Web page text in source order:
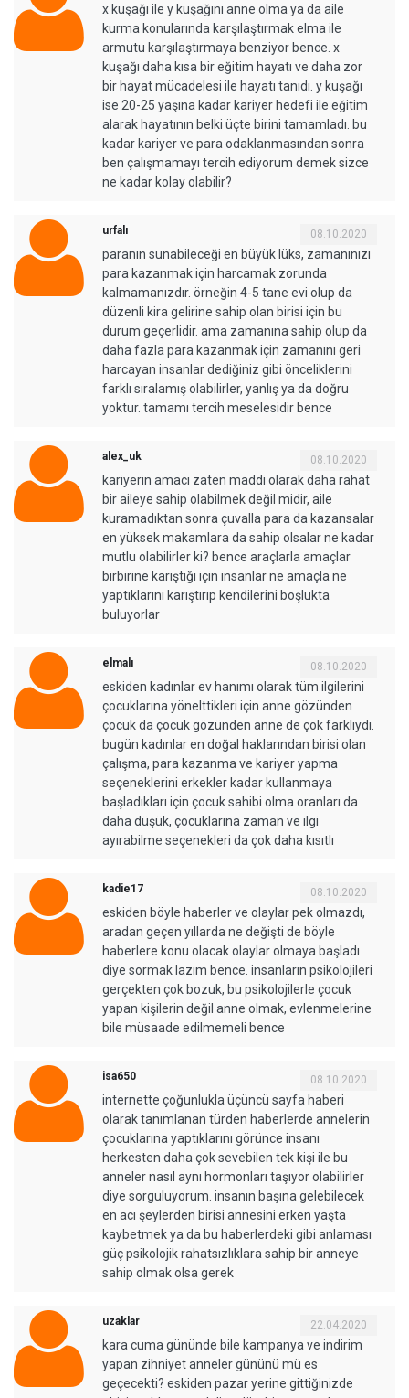
x kuşağı ile y kuşağını anne olma ya da aile
kurma konularında karşılaştırmak elma ile
armutu karşılaştırmaya benziyor bence. x
kuşağı daha kısa bir eğitim hayatı ve daha zor
bir hayat mücadelesi ile hayatı tanıdı. y kuşağı
ise 20-25 yaşına kadar kariyer hedefi ile eğitim
alarak hayatının belki üçte birini tamamladı. bu
kadar kariyer ve para odaklanmasından sonra
ben çalışmamayı tercih ediyorum demek sizce
ne kadar kolay olabilir?
urfalı 08.10.2020
paranın sunabileceği en büyük lüks, zamanınızı
para kazanmak için harcamak zorunda
kalmamanızdır. örneğin 4-5 tane evi olup da
düzenli kira gelirine sahip olan birisi için bu
durum geçerlidir. ama zamanına sahip olup da
daha fazla para kazanmak için zamanını geri
harcayan insanlar dediğiniz gibi önceliklerini
farklı sıralamış olabilirler, yanlış ya da doğru
yoktur. tamamı tercih meselesidir bence
alex_uk 08.10.2020
kariyerin amacı zaten maddi olarak daha rahat
bir aileye sahip olabilmek değil midir, aile
kuramadıktan sonra çuvalla para da kazansalar
en yüksek makamlara da sahip olsalar ne kadar
mutlu olabilirler ki? bence araçlarla amaçlar
birbirine karıştığı için insanlar ne amaçla ne
yaptıklarını karıştırıp kendilerini boşlukta
buluyorlar
elmalı 08.10.2020
eskiden kadınlar ev hanımı olarak tüm ilgilerini
çocuklarına yönelttikleri için anne gözünden
çocuk da çocuk gözünden anne de çok farklıydı.
bugün kadınlar en doğal haklarından birisi olan
çalışma, para kazanma ve kariyer yapma
seçeneklerini erkekler kadar kullanmaya
başladıkları için çocuk sahibi olma oranları da
daha düşük, çocuklarına zaman ve ilgi
ayırabilme seçenekleri da çok daha kısıtlı
kadie17 08.10.2020
eskiden böyle haberler ve olaylar pek olmazdı,
aradan geçen yıllarda ne değişti de böyle
haberlere konu olacak olaylar olmaya başladı
diye sormak lazım bence. insanların psikolojileri
gerçekten çok bozuk, bu psikolojilerle çocuk
yapan kişilerin değil anne olmak, evlenmelerine
bile müsaade edilmemeli bence
isa650 08.10.2020
internette çoğunlukla üçüncü sayfa haberi
olarak tanımlanan türden haberlerde annelerin
çocuklarına yaptıklarını görünce insanı
herkesten daha çok sevebilen tek kişi ile bu
anneler nasıl aynı hormonları taşıyor olabilirler
diye sorguluyorum. insanın başına gelebilecek
en acı şeylerden birisi annesini erken yaşta
kaybetmek ya da bu haberlerdeki gibi anlaması
güç psikolojik rahatsızlıklara sahip bir anneye
sahip olmak olsa gerek
uzaklar 22.04.2020
kara cuma gününde bile kampanya ve indirim
yapan zihniyet anneler gününü mü es
geçecekti? eskiden pazar yerine gittiğinizde